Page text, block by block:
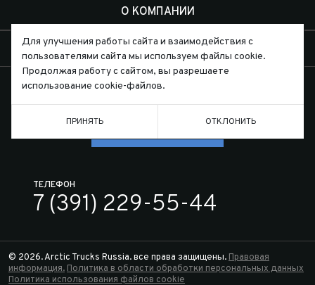
О КОМПАНИИ
КОНТАКТЫ
ТЕЛЕФОН
7 (391) 229-55-44
© 2026. Arctic Trucks Russia. все права защищены. Правовая
информация. Политика в области обработки персональных данных
Политика использования файлов cookie
Для улучшения работы сайта и взаимодействия с
пользователями сайта мы используем файлы cookie.
Продолжая работу с сайтом, вы разрешаете
использование cookie-файлов.
ПРИНЯТЬ ОТКЛОНИТЬ